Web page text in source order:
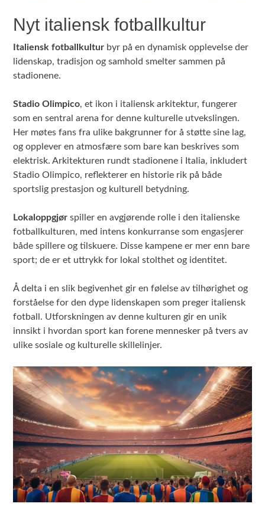
Nyt italiensk fotballkultur
Italiensk fotballkultur byr på en dynamisk opplevelse der
lidenskap, tradisjon og samhold smelter sammen på
stadionene.
Stadio Olimpico, et ikon i italiensk arkitektur, fungerer
som en sentral arena for denne kulturelle utvekslingen.
Her møtes fans fra ulike bakgrunner for å støtte sine lag,
og opplever en atmosfære som bare kan beskrives som
elektrisk. Arkitekturen rundt stadionene i Italia, inkludert
Stadio Olimpico, reflekterer en historie rik på både
sportslig prestasjon og kulturell betydning.
Lokaloppgjør spiller en avgjørende rolle i den italienske
fotballkulturen, med intens konkurranse som engasjerer
både spillere og tilskuere. Disse kampene er mer enn bare
sport; de er et uttrykk for lokal stolthet og identitet.
Å delta i en slik begivenhet gir en følelse av tilhørighet og
forståelse for den dype lidenskapen som preger italiensk
fotball. Utforskningen av denne kulturen gir en unik
innsikt i hvordan sport kan forene mennesker på tvers av
ulike sosiale og kulturelle skillelinjer.